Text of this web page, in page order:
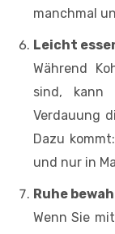
manchmal
Leicht
Während
sind, kann
Verdauung
Dazu
und nur in
Ruhe
Wenn Sie